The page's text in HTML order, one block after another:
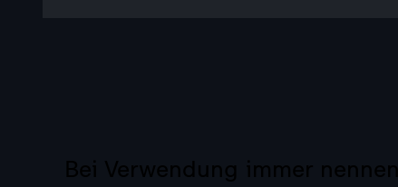
Bei Verwendung immer nennen